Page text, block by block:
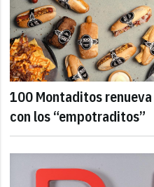
100 Montaditos
con los “empotraditos”